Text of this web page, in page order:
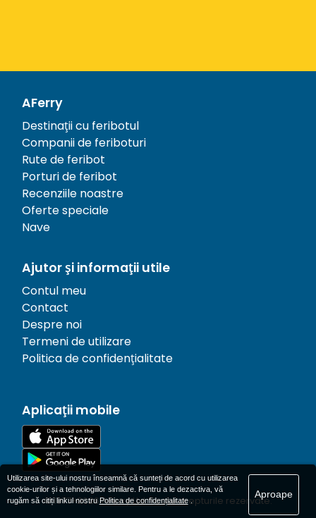
AFerry
Destinații cu feribotul
Companii de feriboturi
Rute de feribot
Porturi de feribot
Recenziile noastre
Oferte speciale
Nave
Ajutor și informații utile
Contul meu
Contact
Despre noi
Termeni de utilizare
Politica de confidențialitate
Aplicații mobile
© 1977-2026AFerry Ltd. Toate drepturile rezervate.
Utilizarea site-ului nostru înseamnă că sunteți de acord cu utilizarea
cookie-urilor și a tehnologiilor similare. Pentru a le dezactiva, vă
rugăm să citiți linkul nostruPolitica de confidențialitate.
Aproape